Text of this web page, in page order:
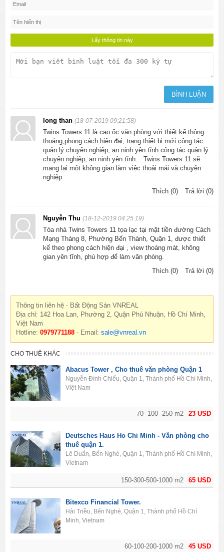
long than(18-07-2019 09:21:58)
Twins Towers 11 là cao ốc văn phòng với thiết kế thông
thoáng,phong cách hiện đại, trang thiết bị mới.công tác
quản lý chuyên nghiệp, an ninh yên tĩnh.công tác quản lý
chuyên nghiệp, an ninh yên tĩnh... Twins Towers 11 sẽ
mang lại một không gian làm việc thoải mái và chuyên
nghiệp.
Thích (0)
Trả lời (0)
Nguyễn Thu(18-12-2019 04:25:19)
Tòa nhà Twins Towers 11 tọa lạc tại mặt tiền đường Cách
Mạng Tháng 8, Phường Bến Thành, Quận 1, được thiết
kế theo phong cách hiện đại , view thoáng mát, không
gian yên tĩnh, phù hợp để làm văn phòng.
Thích (0)
Trả lời (0)
Thông tin liên hệ - Bất Động Sản VNREAL
Địa chỉ: 142 Hoa Lan, Phường 2, Quận Phú Nhuận, Hồ Chí Minh,
Việt Nam
Hotline:0979771188 - Email:sale@vnreal.vn
CHO THUÊ KHÁC
23 USD
70- 100- 250 m2
Abacus Tower , Cho thuê văn phòng Quận 1
Nguyễn Đình Chiểu, Quận 1, Thành phố Hồ Chí Minh,
Việt Nam
65 USD
150-300-500-1000 m2
Deutsches Haus Ho Chi Minh - Văn phòng cho
thuê quận 1.
Lê Duẩn, Bến Nghé, Quận 1, Thành phố Hồ Chí Minh,
Vietnam
45 USD
60-100-200-1000 m2
Bitexco Financial Tower.
Hải Triều, Bến Nghé, Quận 1, Thành phố Hồ Chí
Minh, Vietnam